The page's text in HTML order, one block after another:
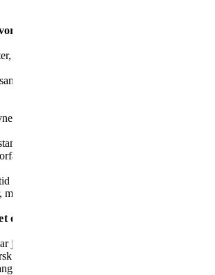
opdræt (Skrevet af Jeanette)
som har fundet hinanden i en moden alder og
har vi valgt at beholde hvert vores
DK JeaTri og har opdrættet siden 2010. I
DK KorZhik's og har opdrættet
og den daglige pelspleje.
været glade for dyr og vores børn er derfor
marsvin, hamstre, rotter, fugle, fisk og heste.
og Kurilean Bobtail
jeg på udkig efter en ny kat til min yngste
skovkat. Derfor gik turen på biblioteket for
forskellige racer i. Da jeg fik læst om